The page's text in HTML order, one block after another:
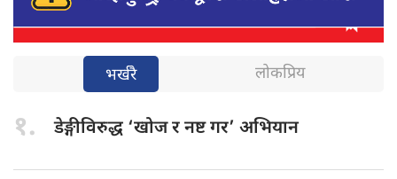
भर्खरै लोकप्रिय
१. डेङ्गीविरुद्ध ‘खोजर नष्ट गर’ अभियान